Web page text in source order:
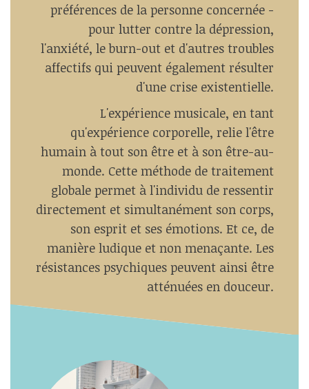
préférences de la personne concernée -
pour lutter contre la dépression,
l'anxiété, le burn-out et d'autres troubles
affectifs qui peuvent également résulter
d'une crise existentielle.
L'expérience musicale, en tant
qu'expérience corporelle, relie l'être
humain à tout son être et à son être-au-
monde. Cette méthode de traitement
globale permet à l'individu de ressentir
directement et simultanément son corps,
son esprit et ses émotions. Et ce, de
manière ludique et non menaçante. Les
résistances psychiques peuvent ainsi être
atténuées en douceur.